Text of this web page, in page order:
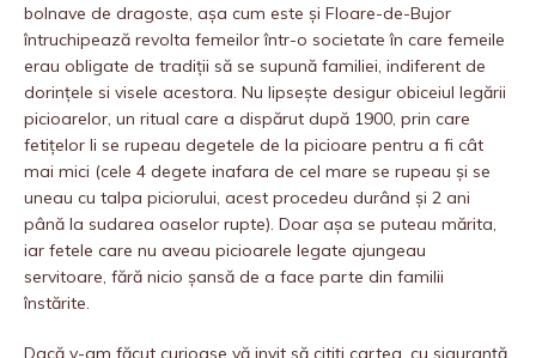
bolnave de dragoste, așa cum este și Floare-de-Bujor
întruchipează revolta femeilor într-o societate în care femeile
erau obligate de tradiții să se supună familiei, indiferent de
dorințele si visele acestora. Nu lipsește desigur obiceiul legării
picioarelor, un ritual care a dispărut după 1900, prin care
fetițelor li se rupeau degetele de la picioare pentru a fi cât
mai mici (cele 4 degete inafara de cel mare se rupeau și se
uneau cu talpa piciorului, acest procedeu durând și 2 ani
până la sudarea oaselor rupte). Doar așa se puteau mărita,
iar fetele care nu aveau picioarele legate ajungeau
servitoare, fără nicio șansă de a face parte din familii
înstărite.
Dacă v-am făcut curioase vă invit să citiți cartea, cu siguranță